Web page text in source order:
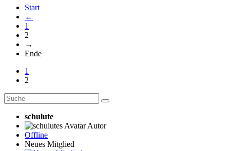
Start
←
1
2
→
Ende
1
2
schulute
Autor
Offline
Neues Mitglied